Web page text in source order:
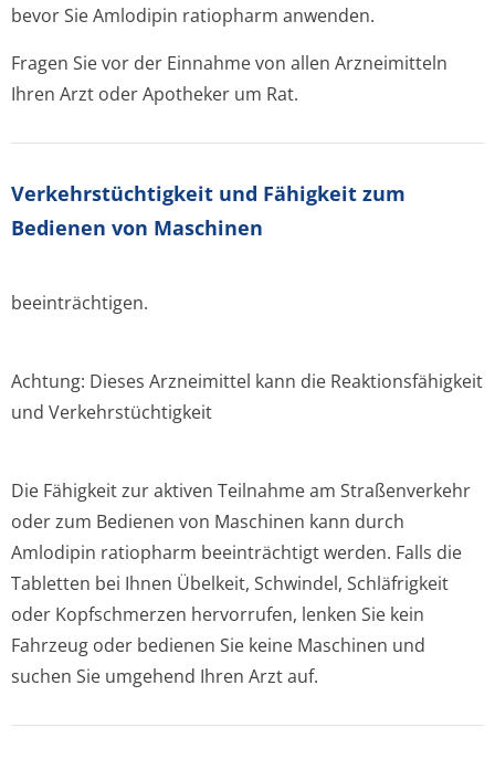
bevor Sie Amlodipin ratiopharm anwenden.
Fragen Sie vor der Einnahme von allen Arzneimitteln
Ihren Arzt oder Apotheker um Rat.
Verkehrstüchtig­keit und Fähigkeit zum
Bedienen von Maschinen
beeinträchtigen.
Achtung: Dieses Arzneimittel kann die Reaktionsfähigkeit
und Verkehrstüchtigkeit
Die Fähigkeit zur aktiven Teilnahme am Straßenverkehr
oder zum Bedienen von Maschinen kann durch
Amlodipin ratiopharm beeinträchtigt werden. Falls die
Tabletten bei Ihnen Übelkeit, Schwindel, Schläfrigkeit
oder Kopfschmerzen hervorrufen, lenken Sie kein
Fahrzeug oder bedienen Sie keine Maschinen und
suchen Sie umgehend Ihren Arzt auf.